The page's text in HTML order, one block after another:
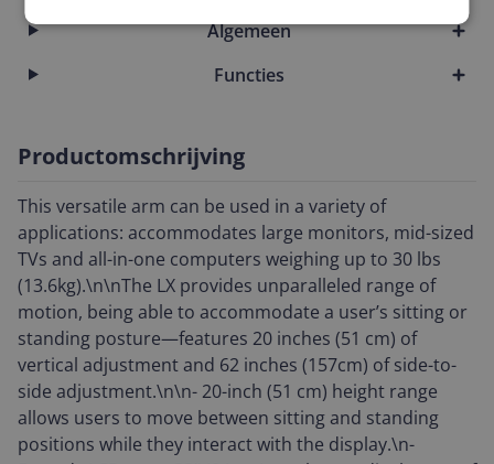
Algemeen
Functies
Productomschrijving
This versatile arm can be used in a variety of
applications: accommodates large monitors, mid-sized
TVs and all-in-one computers weighing up to 30 lbs
(13.6kg).\n\nThe LX provides unparalleled range of
motion, being able to accommodate a user’s sitting or
standing posture—features 20 inches (51 cm) of
vertical adjustment and 62 inches (157cm) of side-to-
side adjustment.\n\n- 20-inch (51 cm) height range
allows users to move between sitting and standing
positions while they interact with the display.\n-